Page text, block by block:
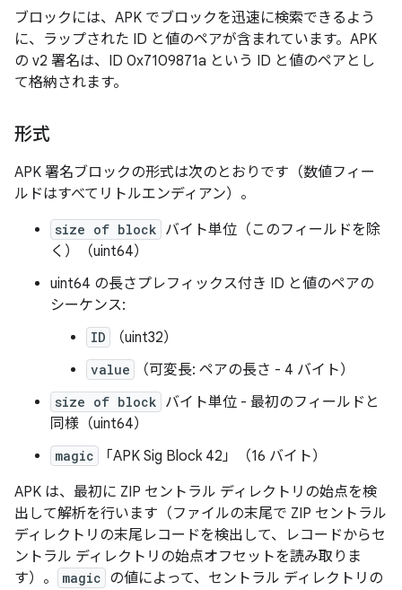
ブロックには、APK でブロックを迅速に検索できるよう
に、ラップされた ID と値のペアが含まれています。APK
の v2 署名は、ID 0x7109871a という ID と値のペアとし
て格納されます。
形式
APK 署名ブロックの形式は次のとおりです（数値フィー
ルドはすべてリトルエンディアン）。
size of block バイト単位（このフィールドを除
く）（uint64）
uint64 の長さプレフィックス付き ID と値のペアの
シーケンス:
ID （uint32）
value （可変長: ペアの長さ - 4 バイト）
size of block バイト単位 - 最初のフィールドと
同様（uint64）
magic
「APK Sig Block 42」（16 バイト）
APK は、最初に ZIP セントラル ディレクトリの始点を検
出して解析を行います（ファイルの末尾で ZIP セントラル
ディレクトリの末尾レコードを検出して、レコードからセ
ントラル ディレクトリの始点オフセットを読み取りま
す）。
magic の値によって、セントラル ディレクトリの